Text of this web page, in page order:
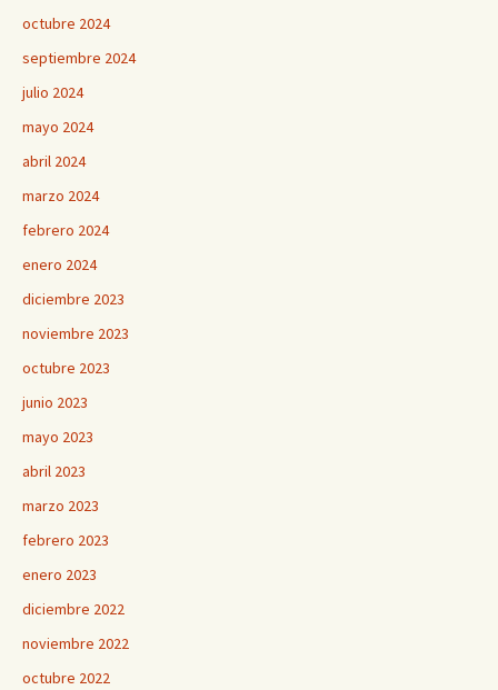
octubre 2024
septiembre 2024
julio 2024
mayo 2024
abril 2024
marzo 2024
febrero 2024
enero 2024
diciembre 2023
noviembre 2023
octubre 2023
junio 2023
mayo 2023
abril 2023
marzo 2023
febrero 2023
enero 2023
diciembre 2022
noviembre 2022
octubre 2022